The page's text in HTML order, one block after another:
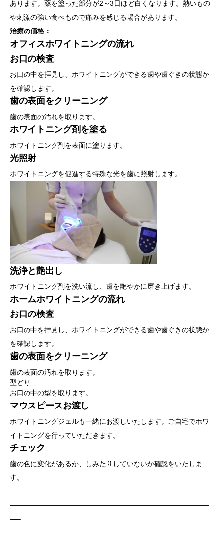
あります。薬を塗った部分が2～3日ほど白くなります。熱いもの
や刺激の強い食べもので痛みを感じる場合があります。
治療の価格：
オフィスホワイトニングの流れ
お口の検査
お口の中を拝見し、ホワイトニングができる歯や歯ぐきの状態か
を確認します。
歯の表面をクリーニング
歯の表面の汚れを取ります。
ホワイトニング剤を塗る
ホワイトニング剤を表面に塗ります。
光照射
ホワイトニングを促進する特殊な光を歯に照射します。
洗浄と艶出し
ホワイトニング剤を洗い流し、歯を艶やかに磨き上げます。
ホームホワイトニングの流れ
お口の検査
お口の中を拝見し、ホワイトニングができる歯や歯ぐきの状態か
を確認します。
歯の表面をクリーニング
歯の表面の汚れを取ります。
型どり
お口の中の型を取ります。
マウスピースお渡し
ホワイトニングジェルも一緒にお渡しいたします。ご自宅でホワ
イトニングを行っていただきます。
チェック
歯の色に変化があるか、しみたりしていないか確認をいたしま
す。
—————————————————————————————
—–